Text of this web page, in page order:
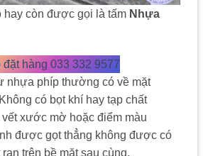
hay còn được gọi là tấm Nhựa
đặt hàng 033 332 9577
nhựa phíp thường có về mặt
có bọt khí hay tạp chất
xước mờ hoặc điểm màu
được gọt thẳng không được có
trên bề mặt sau cùng.